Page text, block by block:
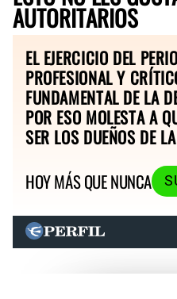
AUTORITARIOS
EL EJERCICIO DEL
PROFESIONAL Y
FUNDAMENTAL DE LA
POR ESO MOLESTA A
SER LOS DUEÑOS DE
HOY MÁS QUE NUNCA